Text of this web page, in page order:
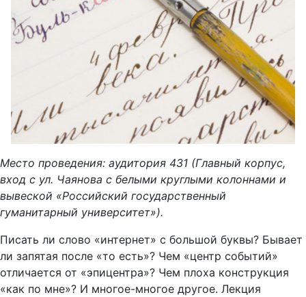
Место проведения: аудитория 431 (Главный корпус,
вход с ул. Чаянова с белыми круглыми колоннами и
вывеской «Российский государственный
гуманитарный университет»).
Писать ли слово «интернет» с большой буквы? Бывает
ли запятая после «то есть»? Чем «центр событий»
отличается от «эпицентра»? Чем плоха конструкция
«как по мне»? И многое-многое другое. Лекция